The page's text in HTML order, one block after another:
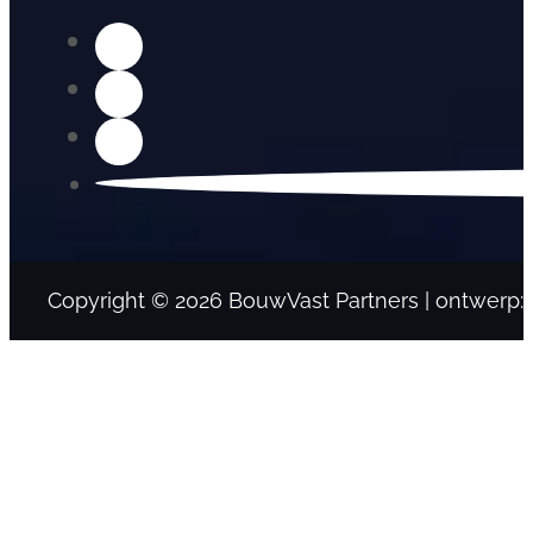
Copyright © 2026 BouwVast Partners | ontwerp: